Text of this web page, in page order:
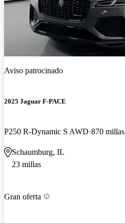
Aviso patrocinado
2025 Jaguar F-PACE
P250 R-Dynamic S AWD 870 millas
Schaumburg, IL
23 millas
Gran oferta